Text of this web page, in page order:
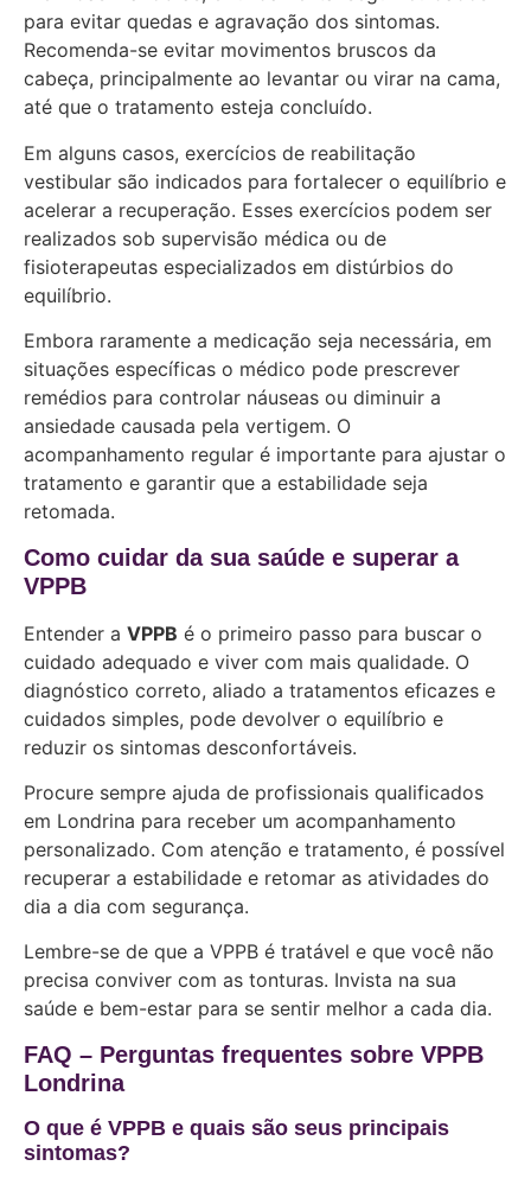
para evitar quedas e agravação dos sintomas.
Recomenda-se evitar movimentos bruscos da
cabeça, principalmente ao levantar ou virar na cama,
até que o tratamento esteja concluído.
Em alguns casos, exercícios de reabilitação
vestibular são indicados para fortalecer o equilíbrio e
acelerar a recuperação. Esses exercícios podem ser
realizados sob supervisão médica ou de
fisioterapeutas especializados em distúrbios do
equilíbrio.
Embora raramente a medicação seja necessária, em
situações específicas o médico pode prescrever
remédios para controlar náuseas ou diminuir a
ansiedade causada pela vertigem. O
acompanhamento regular é importante para ajustar o
tratamento e garantir que a estabilidade seja
retomada.
Como cuidar da sua saúde e superar a
VPPB
Entender a VPPB é o primeiro passo para buscar o
cuidado adequado e viver com mais qualidade. O
diagnóstico correto, aliado a tratamentos eficazes e
cuidados simples, pode devolver o equilíbrio e
reduzir os sintomas desconfortáveis.
Procure sempre ajuda de profissionais qualificados
em Londrina para receber um acompanhamento
personalizado. Com atenção e tratamento, é possível
recuperar a estabilidade e retomar as atividades do
dia a dia com segurança.
Lembre-se de que a VPPB é tratável e que você não
precisa conviver com as tonturas. Invista na sua
saúde e bem-estar para se sentir melhor a cada dia.
FAQ – Perguntas frequentes sobre VPPB
Londrina
O que é VPPB e quais são seus principais
sintomas?